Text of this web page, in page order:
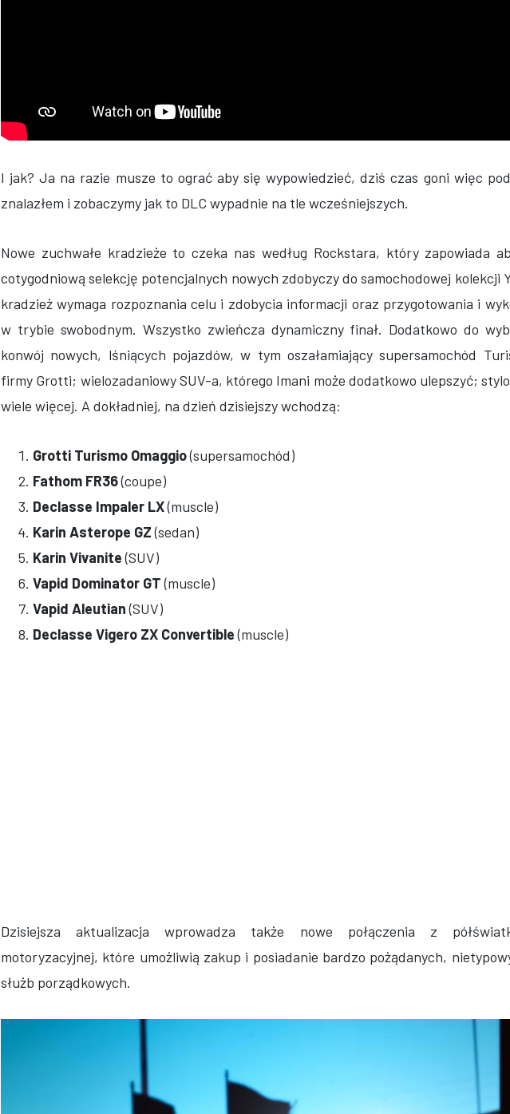
I jak? Ja na razie musze to ograć aby się wypowiedzieć, dziś czas goni więc
znalazłem i zobaczymy jak to DLC wypadnie na tle wcześniejszych.
Nowe zuchwałe kradzieże to czeka nas według Rockstara, który zapowiada
cotygodniową selekcję potencjalnych nowych zdobyczy do samochodowej kolekcji
kradzież wymaga rozpoznania celu i zdobycia informacji oraz przygotowania i
w trybie swobodnym. Wszystko zwieńcza dynamiczny finał. Dodatkowo do
konwój nowych, lśniących pojazdów, w tym oszałamiający supersamochód
firmy Grotti; wielozadaniowy SUV-a, którego Imani może dodatkowo ulepszyć;
wiele więcej. A dokładniej, na dzień dzisiejszy wchodzą:
Grotti Turismo Omaggio(supersamochód)
Fathom FR36(coupe)
Declasse Impaler LX(muscle)
Karin Asterope GZ(sedan)
Karin Vivanite(SUV)
Vapid Dominator GT(muscle)
Vapid Aleutian(SUV)
Declasse Vigero ZX Convertible(muscle)
Dzisiejsza aktualizacja wprowadza także nowe połączenia z
motoryzacyjnej, które umożliwią zakup i posiadanie bardzo pożądanych,
służb porządkowych.